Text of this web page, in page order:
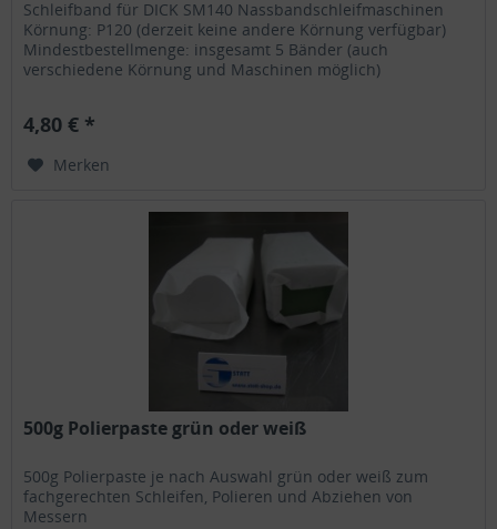
Schleifband für DICK SM140 Nassbandschleifmaschinen
Körnung: P120 (derzeit keine andere Körnung verfügbar)
Mindestbestellmenge: insgesamt 5 Bänder (auch
verschiedene Körnung und Maschinen möglich)
4,80 € *
Merken
500g Polierpaste grün oder weiß
500g Polierpaste je nach Auswahl grün oder weiß zum
fachgerechten Schleifen, Polieren und Abziehen von
Messern